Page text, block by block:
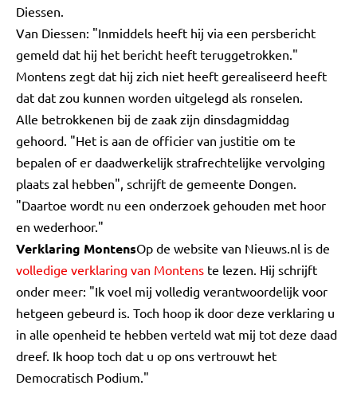
Diessen.
Van Diessen: "Inmiddels heeft hij via een persbericht
gemeld dat hij het bericht heeft teruggetrokken."
Montens zegt dat hij zich niet heeft gerealiseerd heeft
dat dat zou kunnen worden uitgelegd als ronselen.
Alle betrokkenen bij de zaak zijn dinsdagmiddag
gehoord. "Het is aan de officier van justitie om te
bepalen of er daadwerkelijk strafrechtelijke vervolging
plaats zal hebben", schrijft de gemeente Dongen.
"Daartoe wordt nu een onderzoek gehouden met hoor
en wederhoor."
Verklaring MontensOp de website van Nieuws.nl is de
volledige verklaring van Montens te lezen. Hij schrijft
onder meer: "Ik voel mij volledig verantwoordelijk voor
hetgeen gebeurd is. Toch hoop ik door deze verklaring u
in alle openheid te hebben verteld wat mij tot deze daad
dreef. Ik hoop toch dat u op ons vertrouwt het
Democratisch Podium."